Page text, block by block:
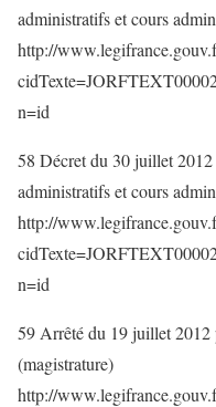
administratifs et cours
http://
n=id
58 Décret du 30 juillet
administratifs et cours
http://
n=id
59 Arrêté du 19 juillet 2012
(magistrature)
http://